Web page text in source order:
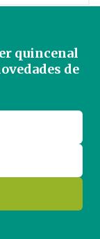
quincenal
de